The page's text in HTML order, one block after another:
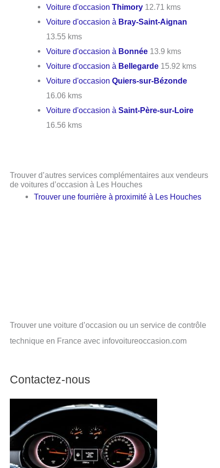
Voiture d'occasionThimory 12.71 kms
Voiture d'occasion à Bray-Saint-Aignan
13.55 kms
Voiture d'occasion à Bonnée 13.9 kms
Voiture d'occasion à Bellegarde 15.92 kms
Voiture d'occasionQuiers-sur-Bézonde
16.06 kms
Voiture d'occasion àSaint-Père-sur-Loire
16.56 kms
Trouver d’autres services complémentaires aux vendeurs
de voitures d’occasion à Les Houches
Trouver une fourrière à proximité à Les Houches
Trouver une voiture d’occasion ou un service de contrôle
technique en France avec infovoitureoccasion.com
Contactez-nous